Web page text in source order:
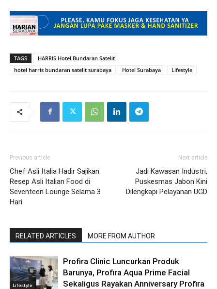
TAGS
HARRIS Hotel Bundaran Satelit
hotel harris bundaran satelit surabaya
Hotel Surabaya Lifestyle
Previous article
Chef Asli Italia Hadir Sajikan
Resep Asli Italian Food di
Seventeen Lounge Selama 3
Hari
Next article
Jadi Kawasan Industri,
Puskesmas Jabon Kini
Dilengkapi Pelayanan UGD
RELATED ARTICLES MORE FROM AUTHOR
Lifestyle
Profira Clinic Luncurkan Produk
Barunya, Profira Aqua Prime Facial
Sekaligus Rayakan Anniversary Profira